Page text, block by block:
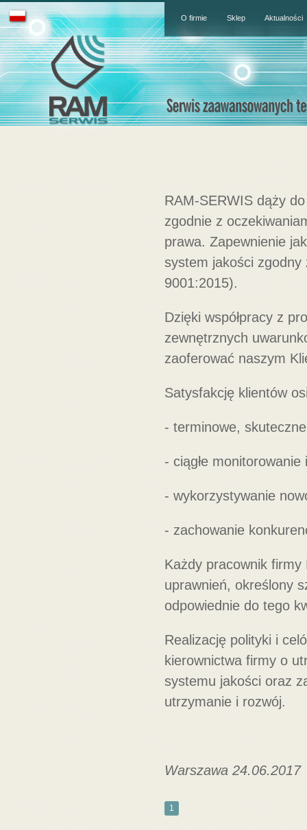
O firmie Sklep Aktualności
RAM-SERWIS dąży
zgodnie z
prawa. Zapewnienie
system jakości
9001:2015).
Dzięki współpracy z
zewnętrznych
zaoferować naszym
Satysfakcję klientów
- terminowe,
- ciągłe
- wykorzystywanie
- zachowanie
Każdy pracownik
uprawnień, określony
odpowiednie do tego
Realizację polityki i
kierownictwa firmy o
systemu jakości oraz
utrzymanie i rozwój.
Warszawa
1